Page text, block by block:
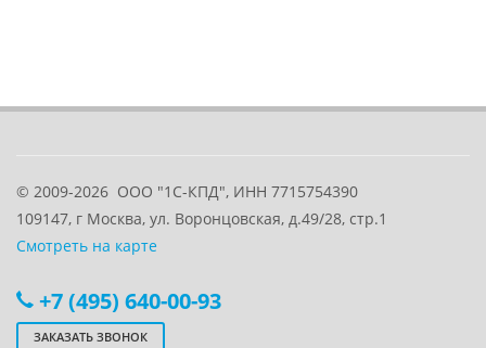
© 2009-2026 ООО "1С-КПД", ИНН 7715754390
109147, г Москва, ул. Воронцовская, д.49/28, стр.1
Смотреть на карте
+7 (495) 640-00-93
ЗАКАЗАТЬ ЗВОНОК